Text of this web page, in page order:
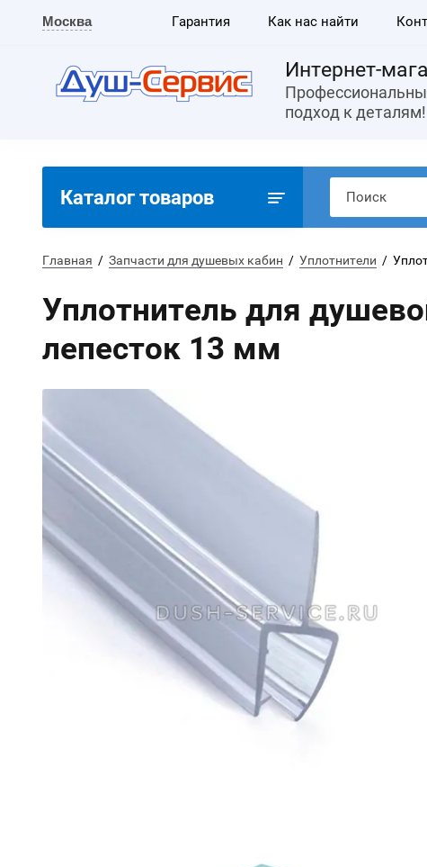
Москва Гарантия Как нас найти
Интернет-
подход к деталям!
Каталог товаров
Главная
  /
Запчасти для душевых кабин
  /
Уплотнители
/
Уплотнитель для
лепесток 13 мм